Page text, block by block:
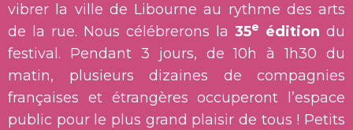
vibrer la ville de Libourne au rythme des arts
de la rue. Nous célébrerons la 35e édition du
festival. Pendant 3 jours, de 10h à 1h30 du
matin, plusieurs dizaines de compagnies
françaises et étrangères occuperont l’espace
public pour le plus grand plaisir de tous ! Petits